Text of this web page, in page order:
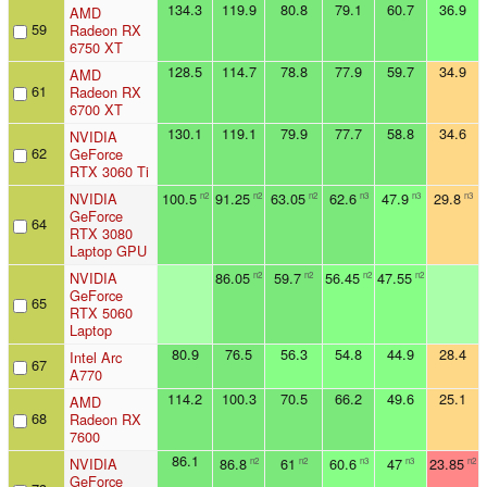
59
AMD
Radeon RX
6750 XT
134.3 119.9 80.8 79.1 60.7 36.9
61
AMD
Radeon RX
6700 XT
128.5 114.7 78.8 77.9 59.7 34.9
62
NVIDIA
GeForce
RTX 3060 Ti
130.1 119.1 79.9 77.7 58.8 34.6
64
NVIDIA
GeForce
RTX 3080
Laptop GPU
100.5 n2 91.25 n2 63.05 n2 62.6 n3 47.9 n3 29.8 n3
65
NVIDIA
GeForce
RTX 5060
Laptop
86.05 n2 59.7 n2 56.45 n2 47.55 n2
67
Intel Arc
A770
80.9 76.5 56.3 54.8 44.9 28.4
68
AMD
Radeon RX
7600
114.2 100.3 70.5 66.2 49.6 25.1
NVIDIA
GeForce
86.1 86.8 n2 61 n2 60.6 n3 47 n3 23.85 n2